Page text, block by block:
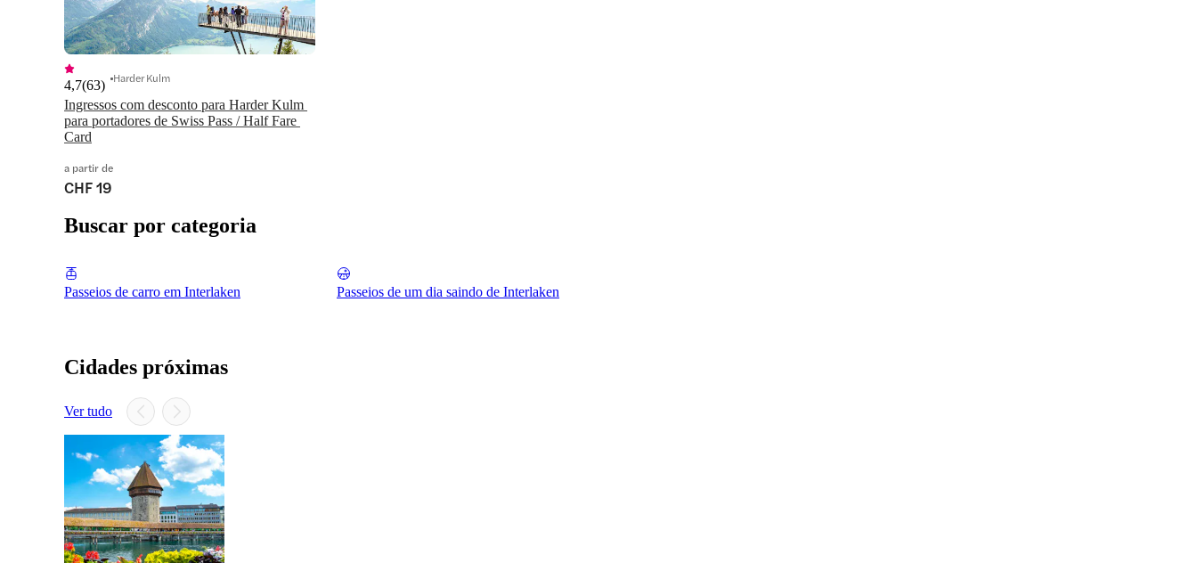
Ingressos com desconto para Harder Kulm
para portadores de Swiss Pass / Half Fare
Card
4,7(63) Harder Kulm
a partir de
CHF 19
Buscar por categoria
Passeios de carro em Interlaken Passeios de um dia saindo de Interlaken
Cidades próximas
Ver tudo